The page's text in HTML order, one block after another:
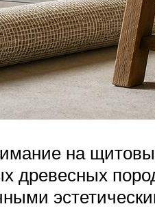
на
древесных